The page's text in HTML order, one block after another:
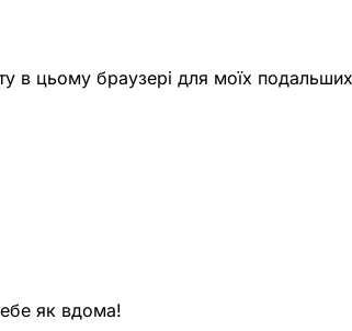
в цьому браузері для моїх
як вдома!